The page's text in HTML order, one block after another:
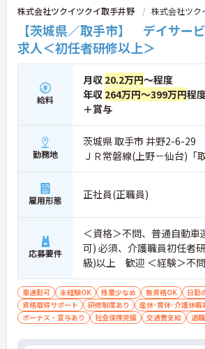
なども規定内で自由となっており、あなたらし
大切にしながら安心して長くご活躍いただけ
となっています。
★おすすめPOINT★
【安定した経営基盤と理念への共感】
・理念のもと社会貢献を実感でき、やりがいを
て働ける環境です
・IT化などを推進しており、スタッフの業務負
減にも積極的に取り組んでいます
【独自の福利厚生と手厚い還元体制】
・宿泊費や健康診断補助など、生活を豊かに
自の福利厚生制度が利用できます ・パート勤
にも年2回の特別手当支給実績があり、頑張
っかり還元されます
・育児手当や各種お祝い金など、ライフステー
・夜勤のない日勤のみのお仕事で、週3日か
務相談が可能など働きやすさが魅力です
・手厚い資格取得支援でさらなるキャリアア
・髪色やネイルなども規定内で自由となって
個性を大切に長くご活躍いただけます
株式会社ツクイツクイ取手井野 株式会社ツク
【茨城県／取手市】 デイサー
求人＜初任者研修以上＞
給料
月収 20.2万円～程度
年収 264万円～399万円程
＋賞与
勤務地
茨城県 取手市 井野2-6-29
ＪＲ常磐線(上野－仙台)「
雇用形態 正社員(正職員)
応募要件
＜資格＞不問、普通自動車
可) 必須、介護職員初任者
級)以上 歓迎 ＜経験＞不
社半年以内に会社負担で認
修受講
車通勤可 未経験OK 残業少なめ 無資格OK 日勤
資格取得サポート
研修制度あり
産休･育休･介護休暇
ボーナス・賞与あり
社会保険完備 交通費支給 退